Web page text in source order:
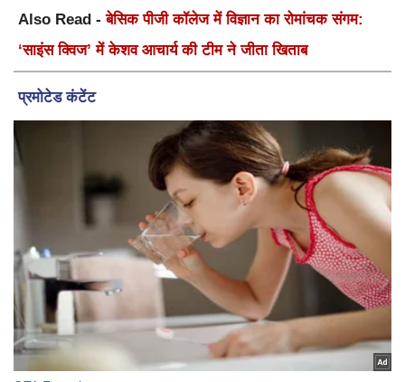
Also Read -बेसिक पीजी कॉलेज में विज्ञान का रोमांचक संगम:
‘साइंस क्विज’ में केशव आचार्य की टीम ने जीता खिताब